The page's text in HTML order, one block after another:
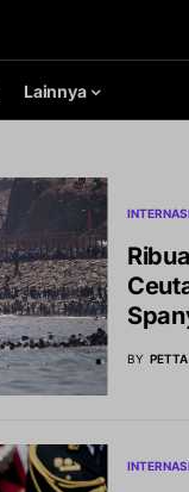
Lainnya
BY